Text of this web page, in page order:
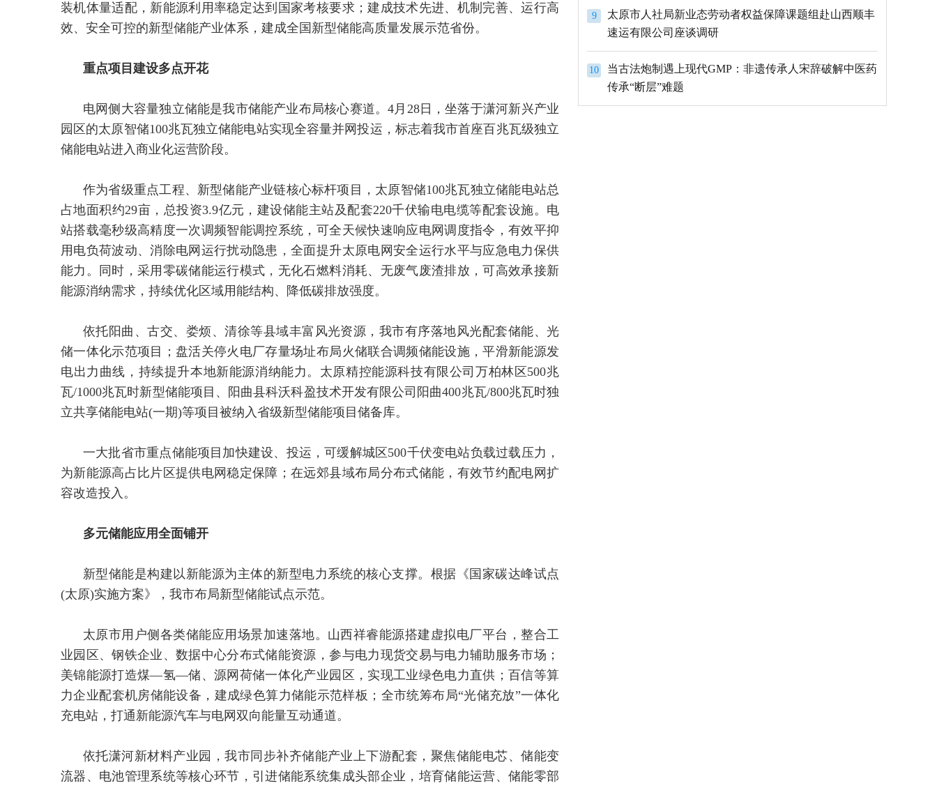
装机体量适配，新能源利用率稳定达到国家考核要求；建成技术先进、机制完善、运行高
效、安全可控的新型储能产业体系，建成全国新型储能高质量发展示范省份。
重点项目建设多点开花
电网侧大容量独立储能是我市储能产业布局核心赛道。4月28日，坐落于潇河新兴产业
园区的太原智储100兆瓦独立储能电站实现全容量并网投运，标志着我市首座百兆瓦级独立
储能电站进入商业化运营阶段。
作为省级重点工程、新型储能产业链核心标杆项目，太原智储100兆瓦独立储能电站总
占地面积约29亩，总投资3.9亿元，建设储能主站及配套220千伏输电电缆等配套设施。电
站搭载毫秒级高精度一次调频智能调控系统，可全天候快速响应电网调度指令，有效平抑
用电负荷波动、消除电网运行扰动隐患，全面提升太原电网安全运行水平与应急电力保供
能力。同时，采用零碳储能运行模式，无化石燃料消耗、无废气废渣排放，可高效承接新
能源消纳需求，持续优化区域用能结构、降低碳排放强度。
依托阳曲、古交、娄烦、清徐等县域丰富风光资源，我市有序落地风光配套储能、光
储一体化示范项目；盘活关停火电厂存量场址布局火储联合调频储能设施，平滑新能源发
电出力曲线，持续提升本地新能源消纳能力。太原精控能源科技有限公司万柏林区500兆
瓦/1000兆瓦时新型储能项目、阳曲县科沃科盈技术开发有限公司阳曲400兆瓦/800兆瓦时独
立共享储能电站(一期)等项目被纳入省级新型储能项目储备库。
一大批省市重点储能项目加快建设、投运，可缓解城区500千伏变电站负载过载压力，
为新能源高占比片区提供电网稳定保障；在远郊县域布局分布式储能，有效节约配电网扩
容改造投入。
多元储能应用全面铺开
新型储能是构建以新能源为主体的新型电力系统的核心支撑。根据《国家碳达峰试点
(太原)实施方案》，我市布局新型储能试点示范。
太原市用户侧各类储能应用场景加速落地。山西祥睿能源搭建虚拟电厂平台，整合工
业园区、钢铁企业、数据中心分布式储能资源，参与电力现货交易与电力辅助服务市场；
美锦能源打造煤—氢—储、源网荷储一体化产业园区，实现工业绿色电力直供；百信等算
力企业配套机房储能设备，建成绿色算力储能示范样板；全市统筹布局“光储充放”一体化
充电站，打通新能源汽车与电网双向能量互动通道。
依托潇河新材料产业园，我市同步补齐储能产业上下游配套，聚焦储能电芯、储能变
流器、电池管理系统等核心环节，引进储能系统集成头部企业，培育储能运营、储能零部
9
太原市人社局新业态劳动者权益保障课题组赴山西顺丰
速运有限公司座谈调研
10
当古法炮制遇上现代GMP：非遗传承人宋辞破解中医药
传承“断层”难题